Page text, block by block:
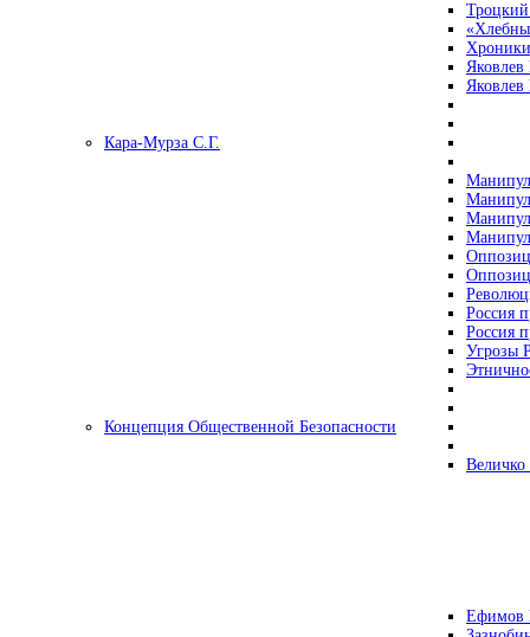
Кара-Мурза С.Г.
Россия
Россия
Угрозы
Концепция Общественной Безопасности
Ефимов